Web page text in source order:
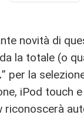
novità di
la totale (o
” per la
iPod touch
riconoscerà